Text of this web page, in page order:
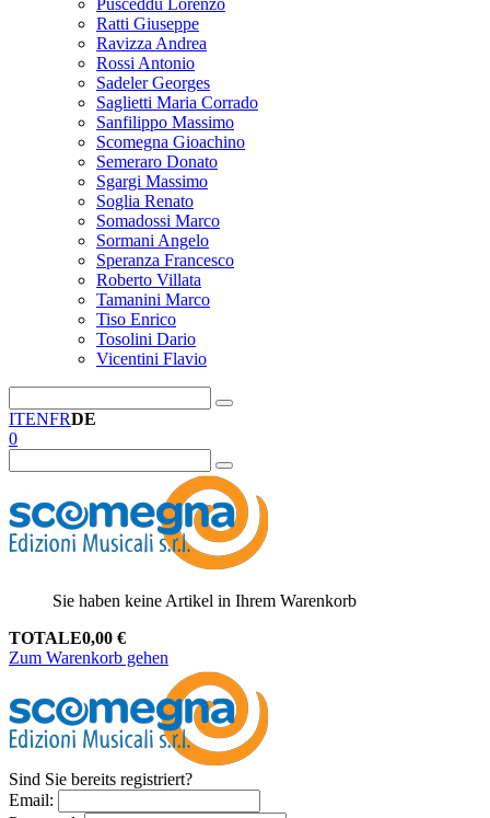
Pusceddu Lorenzo
Ratti Giuseppe
Ravizza Andrea
Rossi Antonio
Sadeler Georges
Saglietti Maria Corrado
Sanfilippo Massimo
Scomegna Gioachino
Semeraro Donato
Sgargi Massimo
Soglia Renato
Somadossi Marco
Sormani Angelo
Speranza Francesco
Roberto Villata
Tamanini Marco
Tiso Enrico
Tosolini Dario
Vicentini Flavio
ITENFRDE
0
Sie haben keine Artikel in Ihrem Warenkorb
TOTALE0,00 €
Zum Warenkorb gehen
Sind Sie bereits registriert?
Email: